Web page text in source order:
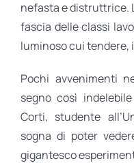
nefasta e distruttrice.
fascia delle classi
luminoso cui tendere,
Pochi avvenimenti
segno così
Corti, studente
sogna di poter
gigantesco